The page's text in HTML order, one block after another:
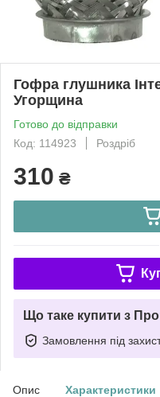
Гофра глушника
Угорщина
Готово до відправки
Код: 114923
Роздріб
310 ₴
Що таке купити з
Замовлення під
Опис Характеристики